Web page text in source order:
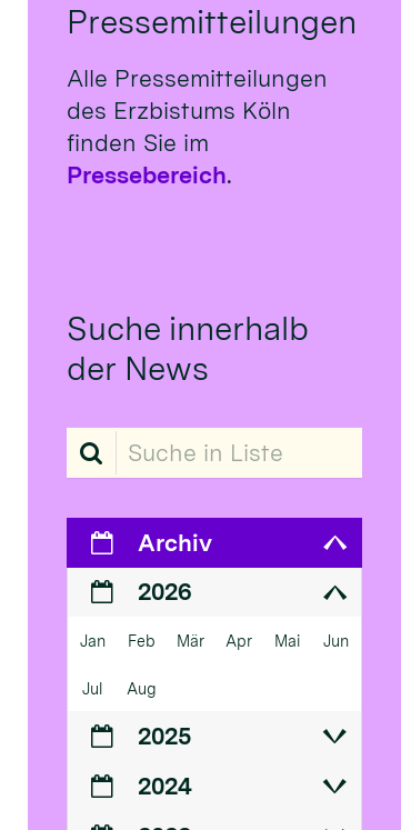
Pressemitteilungen
Alle Pressemitteilungen
des Erzbistums Köln
finden Sie im
Pressebereich.
Suche innerhalb
der News
Suche in Liste
Archiv
2026
Jan Feb Mär Apr Mai Jun
Jul Aug
2025
2024